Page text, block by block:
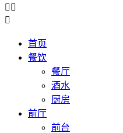
 

首页
餐饮
餐厅
酒水
厨房
前厅
前台